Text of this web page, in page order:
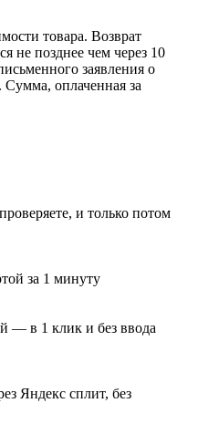
товара. Возврат
не позднее чем через 10
заявления о
Сумма, оплаченная за
и только потом
за 1 минуту
— в 1 клик и без ввода
Яндекс сплит, без